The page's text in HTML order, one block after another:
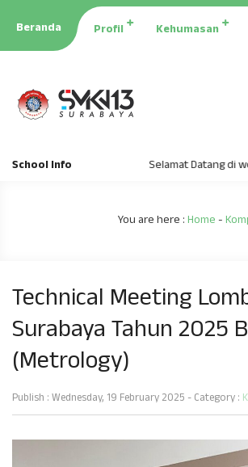
Beranda Profil Kehumasan
School Info Selamat Datang di
You are here :Home-
Technical Meeting
Surabaya Tahun 2025
(Metrology)
Publish : Wednesday, 19 February 2025 - Category :